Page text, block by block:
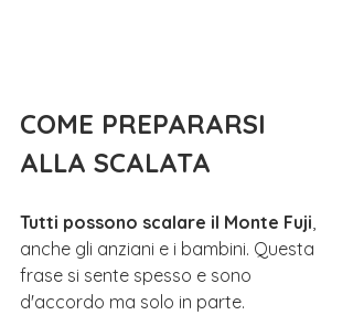
COME PREPARARSI
ALLA SCALATA
Tutti possono scalare il Monte Fuji,
anche gli anziani e i bambini. Questa
frase si sente spesso e sono
d'accordo ma solo in parte.